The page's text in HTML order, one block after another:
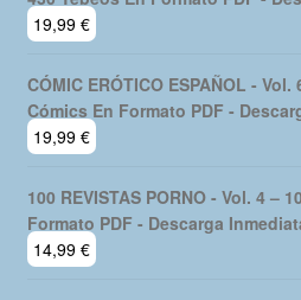
VIDAS EJEMPLARES - 1954 -
430 Tebeos En Formato PDF -
19,99€
CÓMIC ERÓTICO ESPAÑOL - Vol.
19,99€
100 REVISTAS PORNO - Vol. 4 –